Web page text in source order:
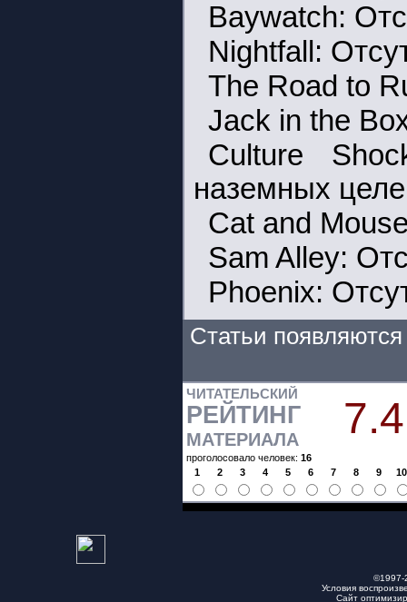
Baywatch:
Nightfall:
The Road to
Jack in the
Culture
наземных
Cat and
Sam Alley:
Phoenix:
Статьи
ЧИТАТЕЛЬСКИЙ
РЕЙТИНГ
МАТЕРИАЛА 7.4
проголосовало человек: 16
1
2 3 4 5 6 7 8 9 10
Условия
Сайт